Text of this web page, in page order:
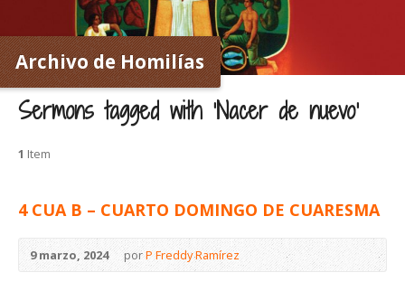
Archivo de Homilías
Sermons tagged with ‘Nacer de nuevo’
1 Item
4 CUA B – CUARTO DOMINGO DE CUARESMA
9 marzo, 2024 porP Freddy Ramírez